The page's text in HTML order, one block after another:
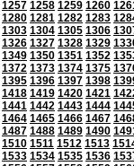
1257 1258 1259 1260
1280 1281 1282 1283
1303 1304 1305 1306
1326 1327 1328 1329
1349 1350 1351 1352
1372 1373 1374 1375
1395 1396 1397 1398
1418 1419 1420 1421
1441 1442 1443 1444
1464 1465 1466 1467
1487 1488 1489 1490
1510 1511 1512 1513
1533 1534 1535 1536